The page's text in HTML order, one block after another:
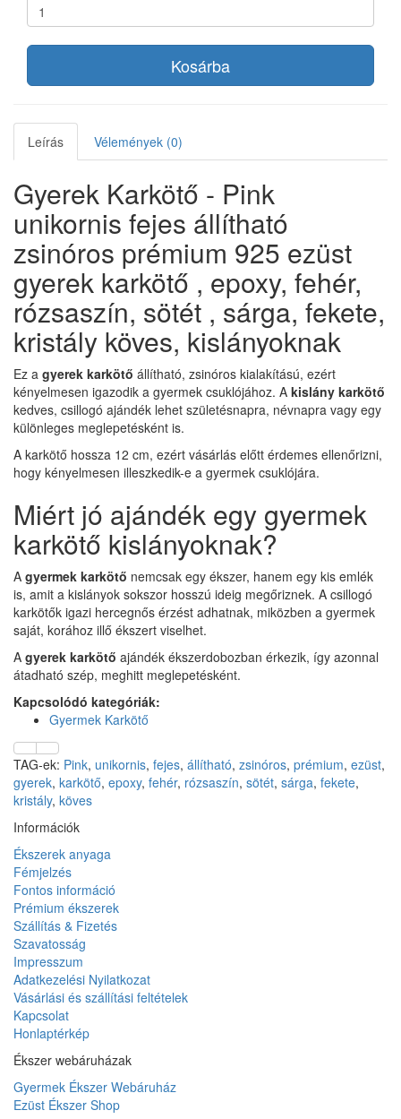
Kosárba
Leírás Vélemények (0)
Gyerek Karkötő - Pink
unikornis fejes állítható
zsinóros prémium 925 ezüst
gyerek karkötő , epoxy, fehér,
rózsaszín, sötét , sárga, fekete,
kristály köves, kislányoknak
Ez a gyerek karkötő állítható, zsinóros kialakítású, ezért
kényelmesen igazodik a gyermek csuklójához. A kislány karkötő
kedves, csillogó ajándék lehet születésnapra, névnapra vagy egy
különleges meglepetésként is.
A karkötő hossza 12 cm, ezért vásárlás előtt érdemes ellenőrizni,
hogy kényelmesen illeszkedik-e a gyermek csuklójára.
Miért jó ajándék egy gyermek
karkötő kislányoknak?
A gyermek karkötő nemcsak egy ékszer, hanem egy kis emlék
is, amit a kislányok sokszor hosszú ideig megőriznek. A csillogó
karkötők igazi hercegnős érzést adhatnak, miközben a gyermek
saját, korához illő ékszert viselhet.
A gyerek karkötő ajándék ékszerdobozban érkezik, így azonnal
átadható szép, meghitt meglepetésként.
Kapcsolódó kategóriák:
Gyermek Karkötő
TAG-ek: Pink, unikornis, fejes, állítható, zsinóros, prémium, ezüst,
gyerek, karkötő, epoxy, fehér, rózsaszín, sötét, sárga, fekete,
kristály, köves
Információk
Ékszerek anyaga
Fémjelzés
Fontos információ
Prémium ékszerek
Szállítás & Fizetés
Szavatosság
Impresszum
Adatkezelési Nyilatkozat
Vásárlási és szállítási feltételek
Kapcsolat
Honlaptérkép
Ékszer webáruházak
Gyermek Ékszer Webáruház
Ezüst Ékszer Shop